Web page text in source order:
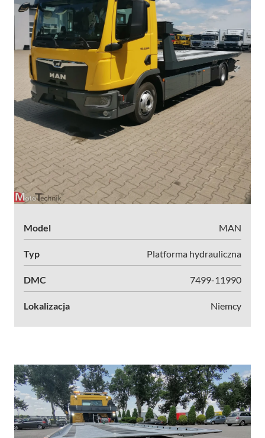
Model MAN
Typ Platforma hydrauliczna
DMC 7499-11990
Lokalizacja Niemcy